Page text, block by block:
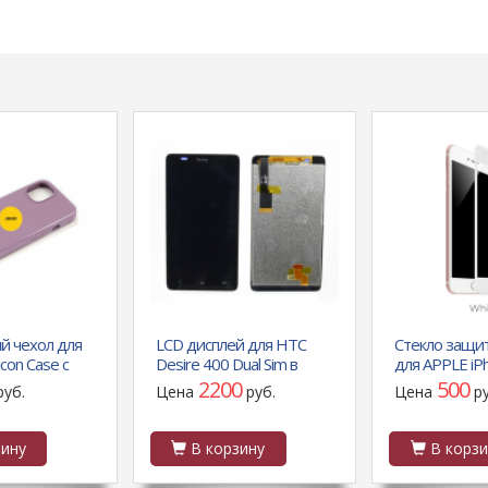
чехол для
Case с
камеры,
LCD дисплей для HTC
Desire 400 Dual Sim в
сборе с тачскрином LP
Цена 2200руб.
В корзину
Стекло
для APPLE
Flash attach,
глянцевое,
Цена 500
В